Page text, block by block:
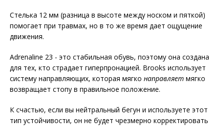
Стелька 12 мм (разница в высоте между носком и пяткой)
помогает при травмах, но в то же время дает ощущение
движения.
Adrenaline 23 - это стабильная обувь, поэтому она создана
для тех, кто страдает гиперпронацией. Brooks использует
систему направляющих, которая мягко направляет мягко
возвращает стопу в правильное положение.
К счастью, если вы нейтральный бегун и используете этот
тип устойчивости, он не будет чрезмерно корректировать